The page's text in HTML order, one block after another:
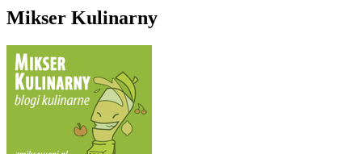
Mikser Kulinarny